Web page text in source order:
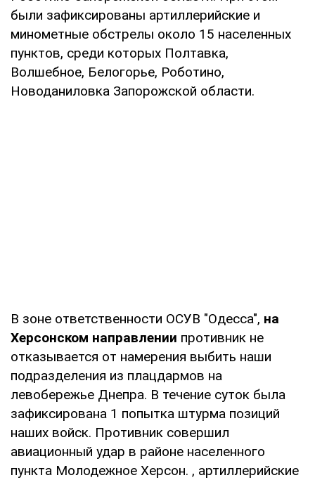
были зафиксированы артиллерийские и
минометные обстрелы около 15 населенных
пунктов, среди которых Полтавка,
Волшебное, Белогорье, Роботино,
Новоданиловка Запорожской области.
В зоне ответственности ОСУВ "Одесса", на
Херсонском направлении противник не
отказывается от намерения выбить наши
подразделения из плацдармов на
левобережье Днепра. В течение суток была
зафиксирована 1 попытка штурма позиций
наших войск. Противник совершил
авиационный удар в районе населенного
пункта Молодежное Херсон. , артиллерийские